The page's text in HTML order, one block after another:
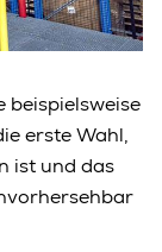
beispielsweise
erste Wahl,
ist und das